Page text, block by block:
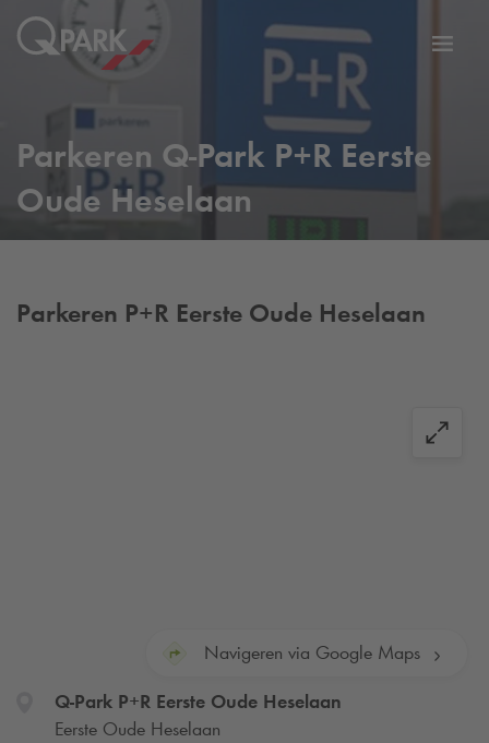
Parkeren Q-Park P+R Eerste
Oude Heselaan
Parkeren P+R Eerste Oude Heselaan
Navigeren via Google Maps
Q-ParkP+R Eerste Oude Heselaan
Eerste Oude Heselaan